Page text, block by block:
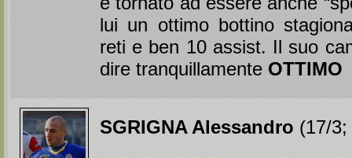
lui un ottimo bottino
reti e ben 10 assist. Il suo
dire tranquillamente OTTIMO
SGRIGNA Alessandro (17/